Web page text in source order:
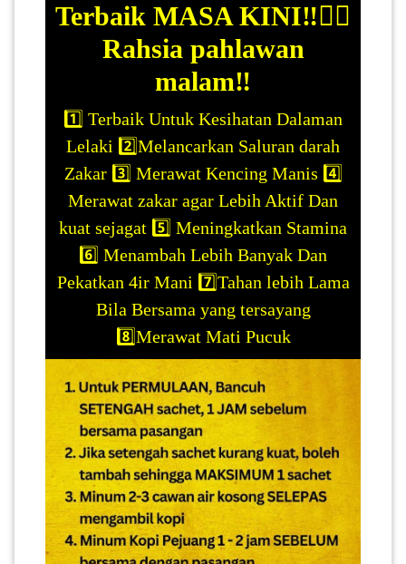
Terbaik MASA KINI‼️👍🏻
Rahsia pahlawan
malam‼️
1️⃣ Terbaik Untuk Kesihatan Dalaman
Lelaki 2️⃣Melancarkan Saluran darah
Zakar 3️⃣ Merawat Kencing Manis 4️⃣
Merawat zakar agar Lebih Aktif Dan
kuat sejagat 5️⃣ Meningkatkan Stamina
6️⃣ Menambah Lebih Banyak Dan
Pekatkan 4ir Mani 7️⃣Tahan lebih Lama
Bila Bersama yang tersayang
8️⃣Merawat Mati Pucuk